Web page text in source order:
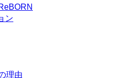
ン
理由